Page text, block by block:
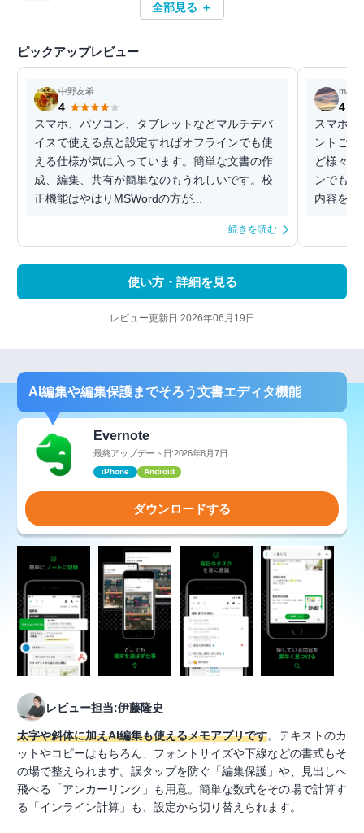
全部見る ＋
ピックアップレビュー
中野友希
4
スマホ、パソコン、タブレットなどマルチデバ
イスで使える点と設定すればオフラインでも使
える仕様が気に入っています。簡単な文書の作
成、編集、共有が簡単なのもうれしいです。校
正機能はやはりMSWordの方が...
続きを読む
4
スマホで
ントご
ど様々
ンでも
内容をノ
使い方・詳細を見る
レビュー更新日:2026年06月19日
AI編集や編集保護までそろう文書エディタ機能
Evernote
最終アップデート日:2026年8月7日
iPhone Android
ダウンロードする
レビュー担当:伊藤隆史
太字や斜体に加えAI編集も使えるメモアプリです。テキストのカ
ットやコピーはもちろん、フォントサイズや下線などの書式もそ
の場で整えられます。誤タップを防ぐ「編集保護」や、見出しへ
飛べる「アンカーリンク」も用意。簡単な数式をその場で計算す
る「インライン計算」も、設定から切り替えられます。